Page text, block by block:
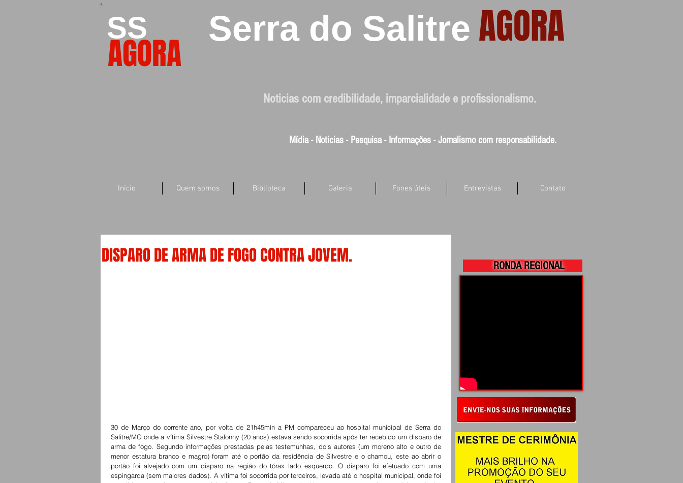
SS
AGORA
Serra do Salitre AGORA
Noticias com credibilidade, imparcialidade e profissionalismo.
Mídia - Noticias - Pesquisa - Informações - Jornalismo com responsabilidade.
Inicio Quem somos Biblioteca Galeria Fones úteis Entrevistas Contato
DISPARO DE ARMA DE FOGO CONTRA JOVEM.
30 de Março do corrente ano, por volta de 21h45min a PM compareceu ao hospital municipal de Serra do
Salitre/MG onde a vítima Silvestre Stalonny (20 anos) estava sendo socorrida após ter recebido um disparo de
arma de fogo. Segundo informações prestadas pelas testemunhas, dois autores (um moreno alto e outro de
menor estatura branco e magro) foram até o portão da residência de Silvestre e o chamou, este ao abrir o
portão foi alvejado com um disparo na região do tórax lado esquerdo. O disparo foi efetuado com uma
espingarda (sem maiores dados). A vítima foi socorrida por terceiros, levada até o hospital municipal, onde foi
RONDA REGIONAL